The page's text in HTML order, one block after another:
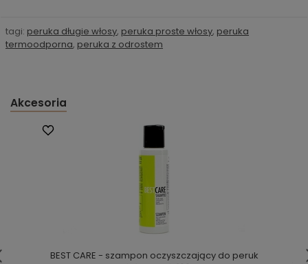
tagi: peruka długie włosy, peruka proste włosy, peruka
termoodporna, peruka z odrostem
Akcesoria
BEST CARE - szampon oczyszczający do peruk